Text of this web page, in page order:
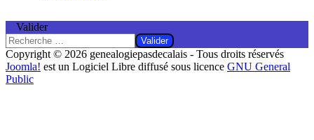
Valider
Valider
Copyright © 2026 genealogiepasdecalais - Tous droits réservés
Joomla! est un Logiciel Libre diffusé sous licence GNU General
Public